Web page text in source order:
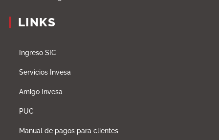
LINKS
Ingreso SIC
Servicios Invesa
Amigo Invesa
PUC
Manual de pagos para clientes